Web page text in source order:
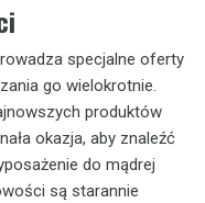
specjalne oferty
go wielokrotnie.
produktów
okazja, aby znaleźć
do mądrej
są starannie